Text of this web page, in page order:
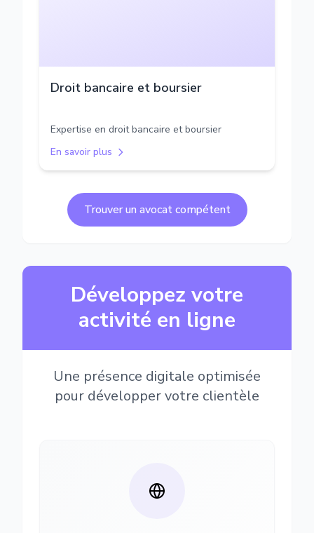
Droit bancaire et boursier
Expertise en droit bancaire et boursier
En savoir plus
Trouver un avocat compétent
Développez votre
activité en ligne
Une présence digitale optimisée
pour développer votre clientèle